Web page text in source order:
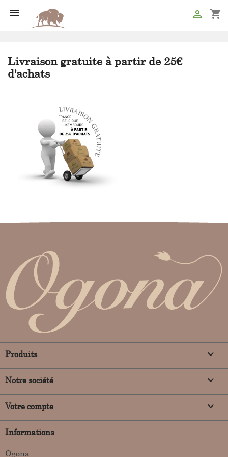
 shopping_cart

Livraison gratuite à partir de 25€
d'achats
Produits 
Notre société 
Votre compte 
Informations
Ogona